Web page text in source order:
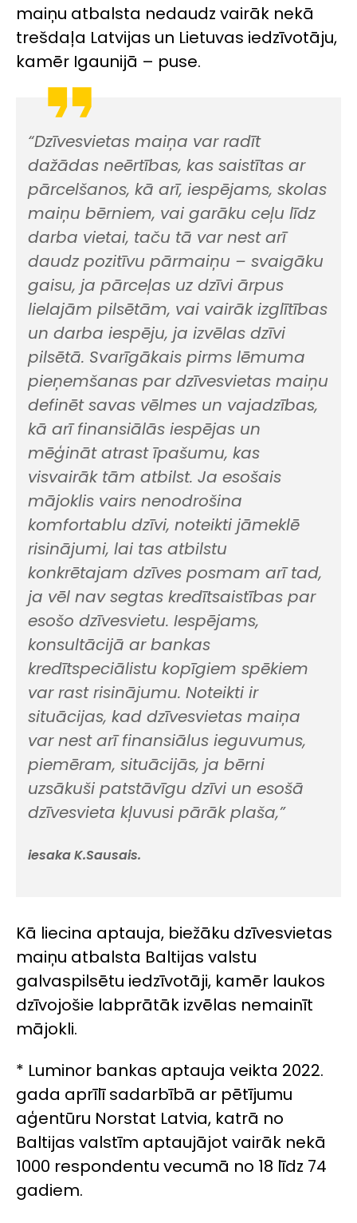
maiņu atbalsta nedaudz vairāk nekā
trešdaļa Latvijas un Lietuvas iedzīvotāju,
kamēr Igaunijā – puse.
“Dzīvesvietas maiņa var radīt
dažādas neērtības, kas saistītas ar
pārcelšanos, kā arī, iespējams, skolas
maiņu bērniem, vai garāku ceļu līdz
darba vietai, taču tā var nest arī
daudz pozitīvu pārmaiņu – svaigāku
gaisu, ja pārceļas uz dzīvi ārpus
lielajām pilsētām, vai vairāk izglītības
un darba iespēju, ja izvēlas dzīvi
pilsētā. Svarīgākais pirms lēmuma
pieņemšanas par dzīvesvietas maiņu
definēt savas vēlmes un vajadzības,
kā arī finansiālās iespējas un
mēģināt atrast īpašumu, kas
visvairāk tām atbilst. Ja esošais
mājoklis vairs nenodrošina
komfortablu dzīvi, noteikti jāmeklē
risinājumi, lai tas atbilstu
konkrētajam dzīves posmam arī tad,
ja vēl nav segtas kredītsaistības par
esošo dzīvesvietu. Iespējams,
konsultācijā ar bankas
kredītspeciālistu kopīgiem spēkiem
var rast risinājumu. Noteikti ir
situācijas, kad dzīvesvietas maiņa
var nest arī finansiālus ieguvumus,
piemēram, situācijās, ja bērni
uzsākuši patstāvīgu dzīvi un esošā
dzīvesvieta kļuvusi pārāk plaša,”
iesaka K.Sausais.
Kā liecina aptauja, biežāku dzīvesvietas
maiņu atbalsta Baltijas valstu
galvaspilsētu iedzīvotāji, kamēr laukos
dzīvojošie labprātāk izvēlas nemainīt
mājokli.
* Luminor bankas aptauja veikta 2022.
gada aprīlī sadarbībā ar pētījumu
aģentūru Norstat Latvia, katrā no
Baltijas valstīm aptaujājot vairāk nekā
1000 respondentu vecumā no 18 līdz 74
gadiem.